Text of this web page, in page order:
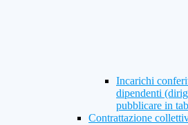
Incarichi
dipendenti
pubblicare in
Contrattazione